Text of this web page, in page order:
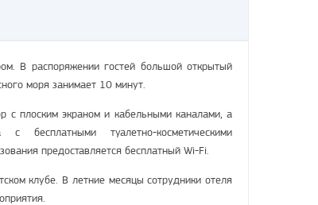
В распоряжении гостей большой открытый
моря занимает 10 минут.
с плоским экраном и кабельными каналами, а
бесплатными туалетно-косметическими
предоставляется бесплатный Wi-Fi.
клубе. В летние месяцы сотрудники отеля